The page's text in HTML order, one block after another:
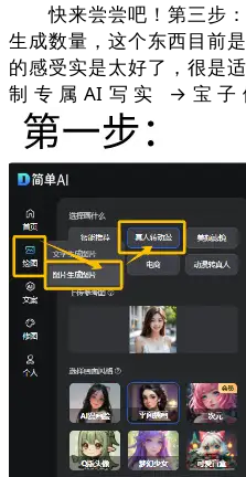
快来尝尝吧！第三步：
生成数量，这个东西目前
的感受实是太好了，很是
制专属AI写实 →宝子